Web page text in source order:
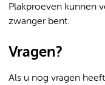
Plakproeven kunnen
zwanger bent.
Vragen?
Als u nog vragen